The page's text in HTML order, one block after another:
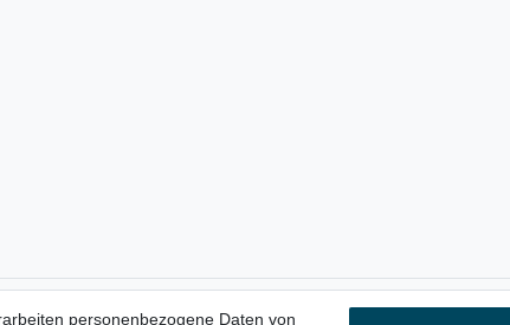
personenbezogene Daten von